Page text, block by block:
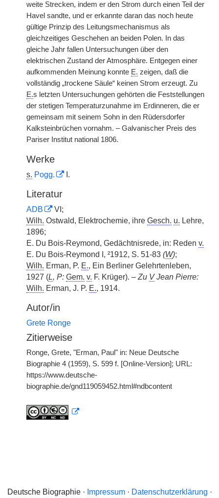
weite Strecken, indem er den Strom durch einen Teil der
Havel sandte, und er erkannte daran das noch heute
gültige Prinzip des Leitungsmechanismus als
gleichzeitiges Geschehen an beiden Polen. In das
gleiche Jahr fallen Untersuchungen über den
elektrischen Zustand der Atmosphäre. Entgegen einer
aufkommenden Meinung konnte E. zeigen, daß die
vollständig „trockene Säule“ keinen Strom erzeugt. Zu
E.s letzten Untersuchungen gehörten die Feststellungen
der stetigen Temperaturzunahme im Erdinneren, die er
gemeinsam mit seinem Sohn in den Rüdersdorfer
Kalksteinbrüchen vornahm. – Galvanischer Preis des
Pariser Institut national 1806.
Werke
s. Pogg. I.
Literatur
ADB
VI;
Wilh. Ostwald, Elektrochemie, ihre Gesch. u. Lehre,
1896;
E. Du Bois-Reymond, Gedächtnisrede, in: Reden v.
E. Du Bois-Reymond I, ²1912, S. 51-83 (W);
Wilh. Erman, P. E., Ein Berliner Gelehrtenleben,
1927 (L, P: Gem. v. F. Krüger). – Zu VJean Pierre:
Wilh. Erman, J. P. E., 1914.
Autor/in
Grete Ronge
Zitierweise
Ronge, Grete, "Erman, Paul" in: Neue Deutsche
Biographie 4 (1959), S. 599 f. [Online-Version]; URL:
https://www.deutsche-
biographie.de/gnd119059452.html#ndbcontent
Deutsche Biographie · Impressum· Datenschutzerklärung ·